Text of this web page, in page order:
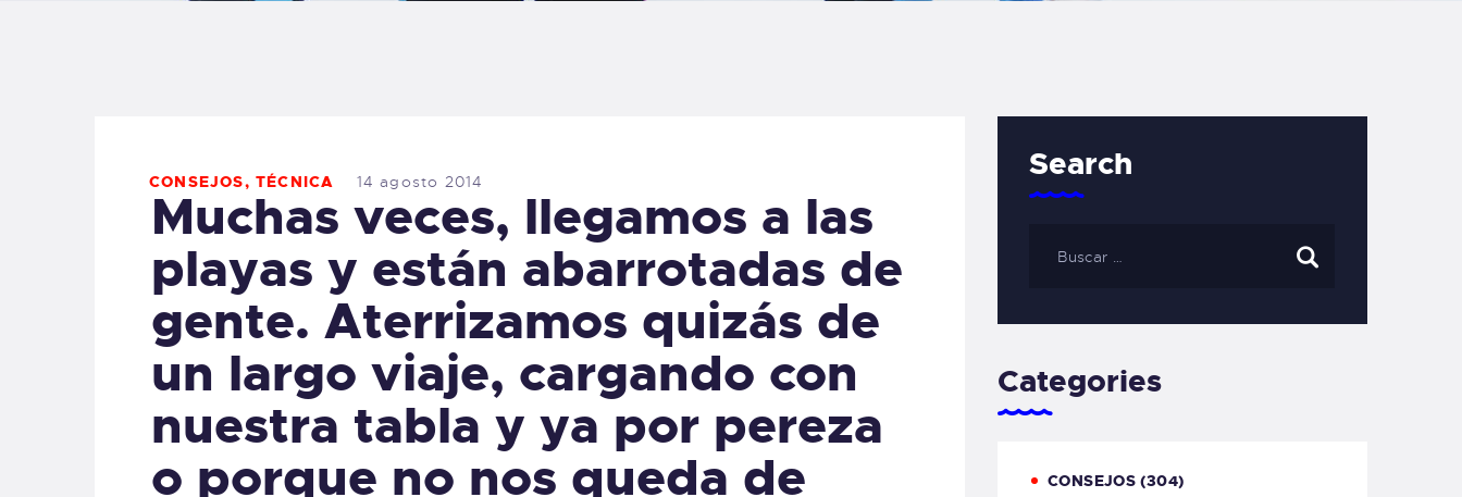
CARRITO
TIENDA FAMILY
SURFERS
WEBCAM SALINAS
PEDIDOS
CONSEJOS,TÉCNICA 14 agosto 2014
Muchas veces, llegamos a las
playas y están abarrotadas de
gente. Aterrizamos quizás de
un largo viaje, cargando con
nuestra tabla y ya por pereza
o porque no nos queda de
Search
Categories
CONSEJOS (304)